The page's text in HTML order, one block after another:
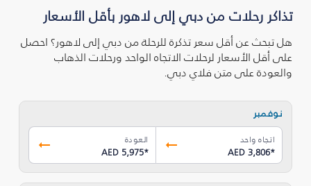
تذاكر رحلات من دبي إلى لاهور بأقل الأسعار
هل تبحث عن أقل سعر تذكرة للرحلة من دبي إلى لاهور؟ احصل
على أقل الأسعار لرحلات الاتجاه الواحد ورحلات الذهاب
والعودة على متن فلاي دبي.
نوفمبر
اتجاه واحد
AED 3,806*
العودة
AED 5,975*